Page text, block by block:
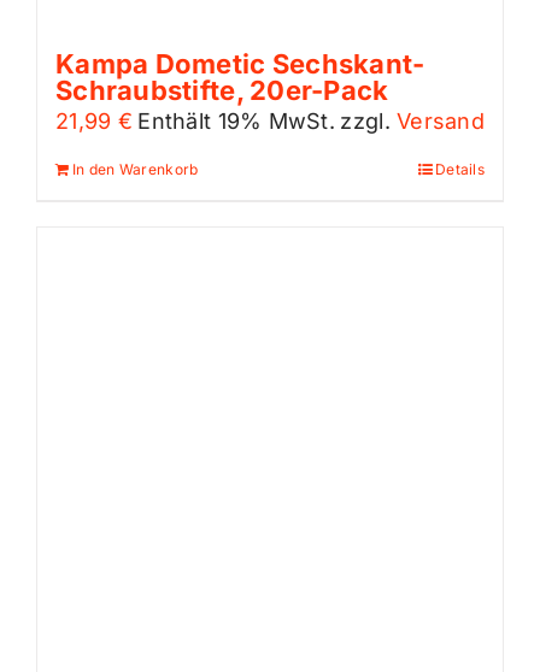
Kampa Dometic Sechskant-
Schraubstifte, 20er-Pack
21,99 € Enthält 19% MwSt. zzgl.Versand
In den Warenkorb Details